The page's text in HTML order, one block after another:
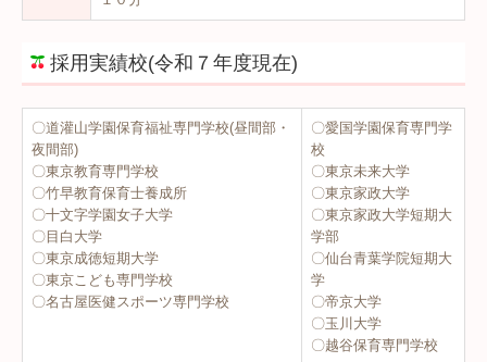
採用実績校(令和７年度現在)
〇道灌山学園保育福祉専門学校(昼間部・
夜間部)
〇東京教育専門学校
〇竹早教育保育士養成所
〇十文字学園女子大学
〇目白大学
〇東京成徳短期大学
〇東京こども専門学校
〇名古屋医健スポーツ専門学校
〇愛国学園保育専門学
校
〇東京未来大学
〇東京家政大学
〇東京家政大学短期大
学部
〇仙台青葉学院短期大
学
〇帝京大学
〇玉川大学
〇越谷保育専門学校